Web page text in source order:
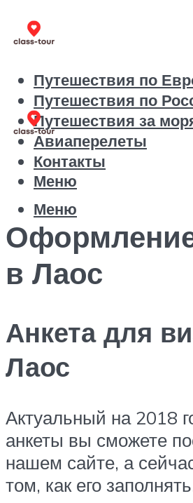
Путешествия по
Путешествия по
Путешествия за
Авиаперелеты
Контакты
Меню
Меню
в Лаос
Анкета для
Лаос
Актуальный на 2018
анкеты вы сможете
нашем сайте, а
том, как его